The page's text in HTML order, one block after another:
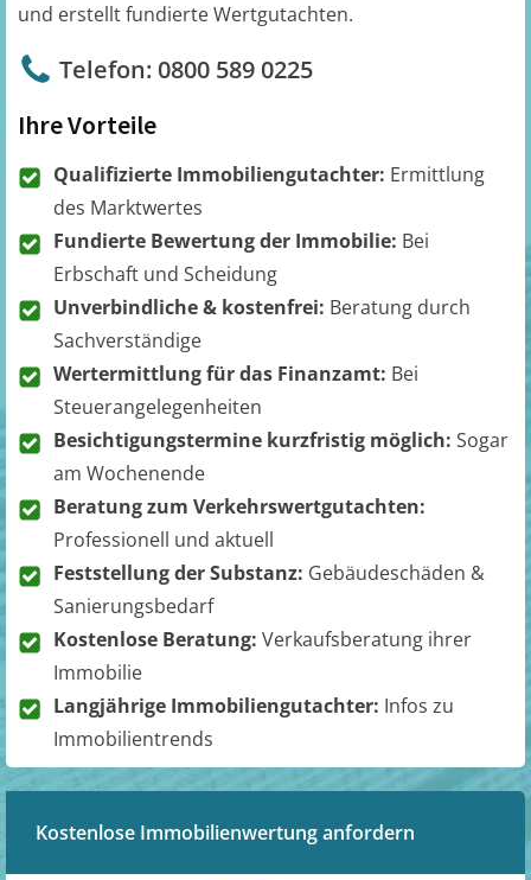
und erstellt fundierte Wertgutachten.
Telefon: 0800 589 0225
Ihre Vorteile
Qualifizierte Immobiliengutachter: Ermittlung
des Marktwertes
Fundierte Bewertung der Immobilie: Bei
Erbschaft und Scheidung
Unverbindliche & kostenfrei: Beratung durch
Sachverständige
Wertermittlung für das Finanzamt: Bei
Steuerangelegenheiten
Besichtigungstermine kurzfristig möglich: Sogar
am Wochenende
Beratung zum Verkehrswertgutachten:
Professionell und aktuell
Feststellung der Substanz: Gebäudeschäden &
Sanierungsbedarf
Kostenlose Beratung: Verkaufsberatung ihrer
Immobilie
Langjährige Immobiliengutachter: Infos zu
Immobilientrends
Kostenlose Immobilienwertung anfordern